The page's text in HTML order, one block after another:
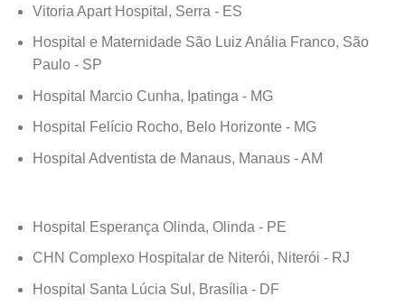
Vitoria Apart Hospital, Serra - ES
Hospital e Maternidade São Luiz Anália Franco, São
Paulo - SP
Hospital Marcio Cunha, Ipatinga - MG
Hospital Felício Rocho, Belo Horizonte - MG
Hospital Adventista de Manaus, Manaus - AM
Hospital Esperança Olinda, Olinda - PE
CHN Complexo Hospitalar de Niterói, Niterói - RJ
Hospital Santa Lúcia Sul, Brasília - DF